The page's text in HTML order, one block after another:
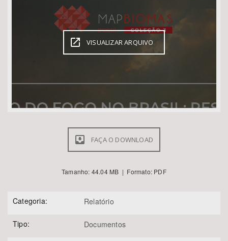
Área de Levantamento
VISUALIZAR ARQUIVO
FAÇA O DOWNLOAD
Tamanho: 44.04 MB | Formato: PDF
Categoria: Relatório
Tipo: Documentos